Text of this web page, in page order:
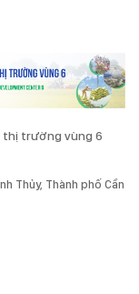
thị trường vùng 6
Thủy, Thành phố Cần